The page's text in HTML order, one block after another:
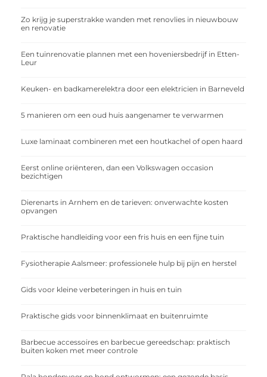
Zo krijg je superstrakke wanden met renovlies in nieuwbouw
en renovatie
Een tuinrenovatie plannen met een hoveniersbedrijf in Etten-
Leur
Keuken- en badkamerelektra door een elektricien in Barneveld
5 manieren om een oud huis aangenamer te verwarmen
Luxe laminaat combineren met een houtkachel of open haard
Eerst online oriënteren, dan een Volkswagen occasion
bezichtigen
Dierenarts in Arnhem en de tarieven: onverwachte kosten
opvangen
Praktische handleiding voor een fris huis en een fijne tuin
Fysiotherapie Aalsmeer: professionele hulp bij pijn en herstel
Gids voor kleine verbeteringen in huis en tuin
Praktische gids voor binnenklimaat en buitenruimte
Barbecue accessoires en barbecue gereedschap: praktisch
buiten koken met meer controle